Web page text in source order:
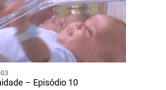
– Episódio 10